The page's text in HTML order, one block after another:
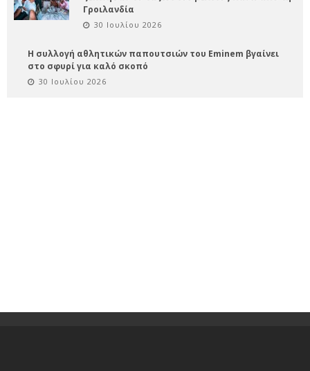
Γροιλανδία
30 Ιουλίου 2026
Η συλλογή αθλητικών παπουτσιών του Eminem βγαίνει
στο σφυρί για καλό σκοπό
30 Ιουλίου 2026